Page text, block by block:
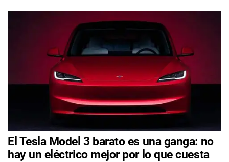
El Tesla Model 3 barato es una ganga: no
hay un eléctrico mejor por lo que cuesta